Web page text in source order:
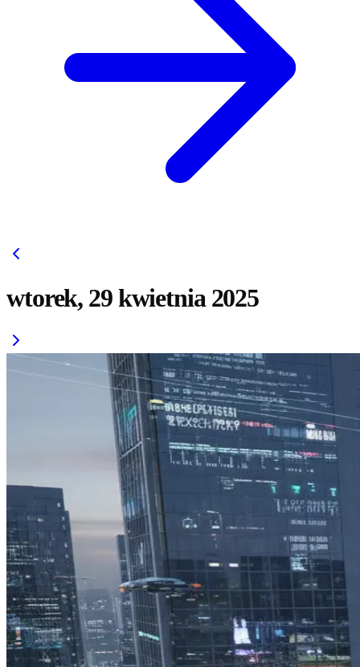
wtorek, 29 kwietnia 2025